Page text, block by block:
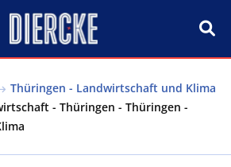
Thüringen - Landwirtschaft und Klima
- Thüringen - Thüringen -